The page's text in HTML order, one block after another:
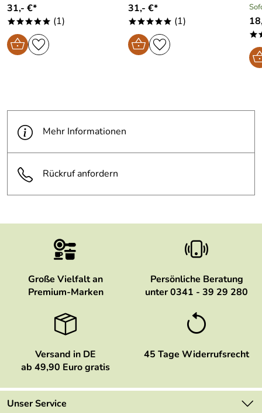
31,- €*
***** (1)
31,- €*
***** (1)
Mehr Informationen
Rückruf anfordern
Große Vielfalt an
Premium-Marken
Persönliche Beratung
unter 0341 - 39 29 280
Versand in DE
ab 49,90 Euro gratis
45 Tage Widerrufsrecht
Unser Service